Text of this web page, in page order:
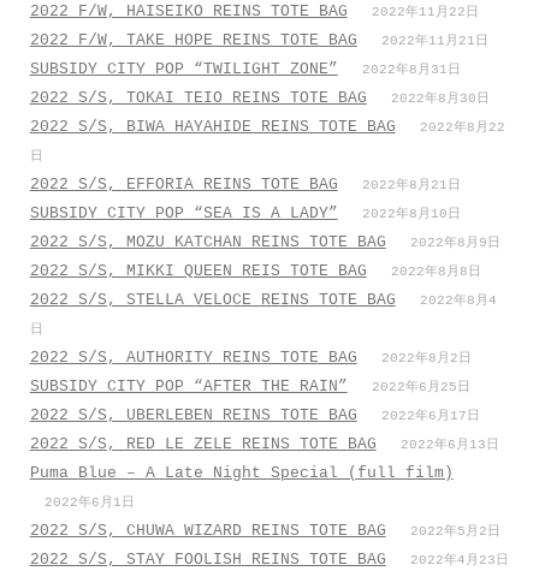
2022 F/W, HAISEIKO REINS TOTE BAG 2022年11月22日
2022 F/W, TAKE HOPE REINS TOTE BAG 2022年11月21日
SUBSIDY CITY POP “TWILIGHT ZONE” 2022年8月31日
2022 S/S, TOKAI TEIO REINS TOTE BAG 2022年8月30日
2022 S/S, BIWA HAYAHIDE REINS TOTE BAG
2022年8月22
日
2022 S/S, EFFORIA REINS TOTE BAG 2022年8月21日
SUBSIDY CITY POP “SEA IS A LADY” 2022年8月10日
2022 S/S, MOZU KATCHAN REINS TOTE BAG 2022年8月9日
2022 S/S, MIKKI QUEEN REIS TOTE BAG 2022年8月8日
2022 S/S, STELLA VELOCE REINS TOTE BAG
2022年8月4
日
2022 S/S, AUTHORITY REINS TOTE BAG 2022年8月2日
SUBSIDY CITY POP “AFTER THE RAIN” 2022年6月25日
2022 S/S, UBERLEBEN REINS TOTE BAG 2022年6月17日
2022 S/S, RED LE ZELE REINS TOTE BAG 2022年6月13日
Puma Blue – A Late Night Special (full film)
2022年6月1日
2022 S/S, CHUWA WIZARD REINS TOTE BAG 2022年5月2日
2022 S/S, STAY FOOLISH REINS TOTE BAG 2022年4月23日